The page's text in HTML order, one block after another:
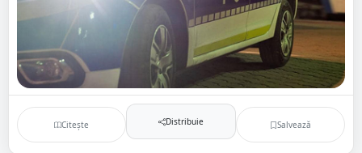
Citește Distribuie Salvează